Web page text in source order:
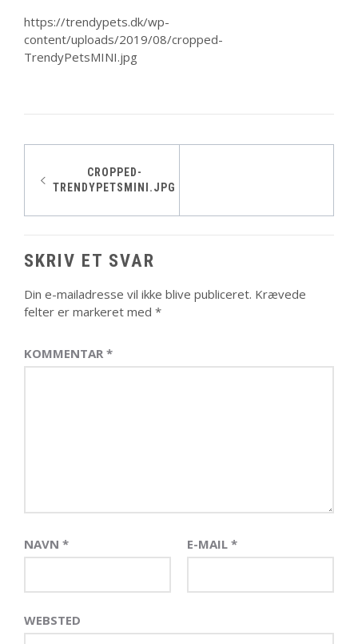
https://trendypets.dk/wp-
content/uploads/2019/08/cropped-
TrendyPetsMINI.jpg
Indlægsnavigation
CROPPED-
TRENDYPETSMINI.JPG
SKRIV ET SVAR
Din e-mailadresse vil ikke blive publiceret. Krævede
felter er markeret med *
KOMMENTAR *
NAVN * E-MAIL *
WEBSTED